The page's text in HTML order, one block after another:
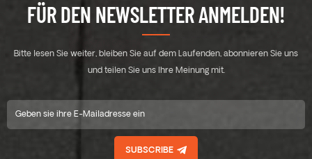
FÜR DEN NEWSLETTER ANMELDEN!
Bitte lesen Sie weiter, bleiben Sie auf dem Laufenden, abonnieren Sie uns
und teilen Sie uns Ihre Meinung mit.
SUBSCRIBE